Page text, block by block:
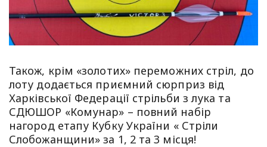
Також, крім «золотих» переможних стріл, до
лоту додається приємний сюрприз від
Харківської Федерації стрільби з лука та
СДЮШОР «Комунар» – повний набір
нагород етапу Кубку України « Стріли
Слобожанщини» за 1, 2 та 3 місця!